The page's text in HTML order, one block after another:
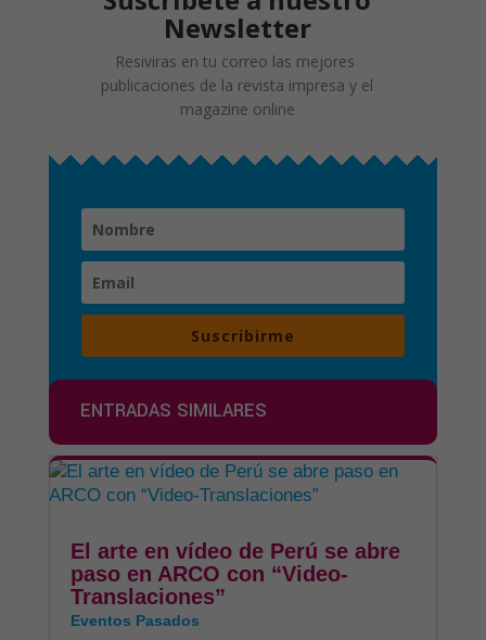
Newsletter
Resiviras en tu correo las mejores
publicaciones de la revista impresa y el
magazine online
Suscribirme
ENTRADAS SIMILARES
El arte en vídeo de Perú se abre
paso en ARCO con “Video-
Translaciones”
Eventos Pasados